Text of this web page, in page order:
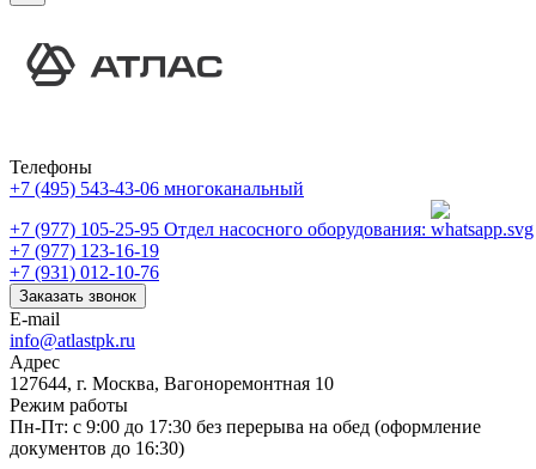
Телефоны
+7 (495) 543-43-06 многоканальный
+7 (977) 105-25-95 Отдел насосного оборудования:
+7 (977) 123-16-19
+7 (931) 012-10-76
Заказать звонок
E-mail
info@atlastpk.ru
Адрес
127644, г. Москва, Вагоноремонтная 10
Режим работы
Пн-Пт: с 9:00 до 17:30 без перерыва на обед (оформление
документов до 16:30)